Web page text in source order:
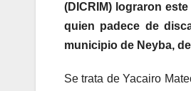
(DICRIM) lograron
quien padece de
municipio de Neyba,
Se trata de Yacairo